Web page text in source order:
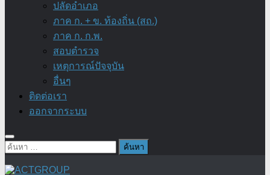
ปลัดอำเภอ
ภาค ก. + ข. ท้องถิ่น (สถ.)
ภาค ก. ก.พ.
สอบตำรวจ
เหตุการณ์ปัจจุบัน
อื่นๆ
ติดต่อเรา
ออกจากระบบ
ค้นหา